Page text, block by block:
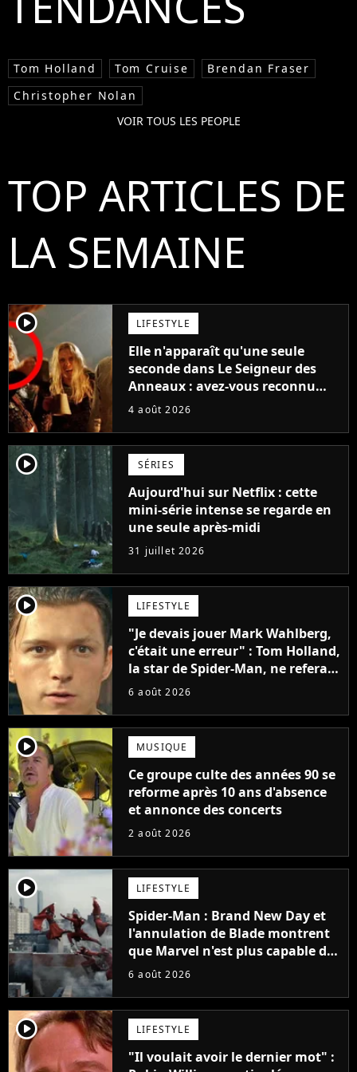
Tom Holland Tom Cruise
Brendan Fraser
Christopher Nolan
VOIR TOUS LES PEOPLE
TOP ARTICLES DE
LA SEMAINE
player2 LIFESTYLE
Elle n'apparaît qu'une seule
seconde dans Le Seigneur des
Anneaux : avez-vous reconnu
cette légende du cinéma dans la
4 août 2026
player2 SÉRIES
Aujourd'hui sur Netflix : cette
mini-série intense se regarde en
une seule après-midi
31 juillet 2026
player2 LIFESTYLE
"Je devais jouer Mark Wahlberg,
c'était une erreur" : Tom Holland,
la star de Spider-Man, ne referait
pas ce blockbuster
6 août 2026
player2 MUSIQUE
Ce groupe culte des années 90 se
reforme après 10 ans d'absence
et annonce des concerts
2 août 2026
player2 LIFESTYLE
Spider-Man : Brand New Day et
l'annulation de Blade montrent
que Marvel n'est plus capable de
faire quoi que ce soit de simple
6 août 2026
player2 LIFESTYLE
"Il voulait avoir le dernier mot" :